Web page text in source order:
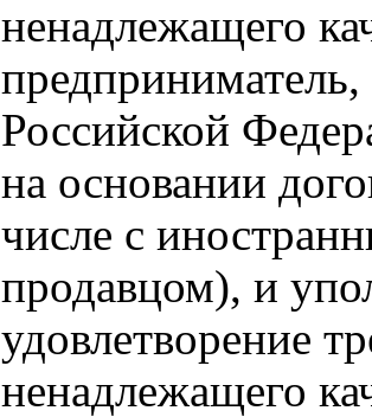
ненадлежащего
Российской
на основании
числе с
продавцом), и
удовлетворение
ненадлежащего